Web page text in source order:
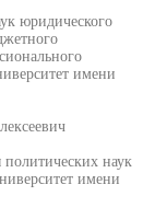
юридического
имени
наук
имени